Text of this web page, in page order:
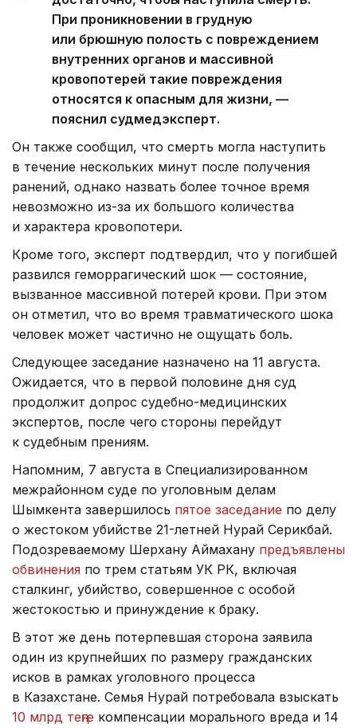
При проникновении в грудную
или брюшную полость с повреждением
внутренних органов и массивной
кровопотерей такие повреждения
относятся к опасным для жизни, —
пояснил судмедэксперт.
Он также сообщил, что смерть могла наступить
в течение нескольких минут после получения
ранений, однако назвать более точное время
невозможно из-за их большого количества
и характера кровопотери.
Кроме того, эксперт подтвердил, что у погибшей
развился геморрагический шок — состояние,
вызванное массивной потерей крови. При этом
он отметил, что во время травматического шока
человек может частично не ощущать боль.
Следующее заседание назначено на 11 августа.
Ожидается, что в первой половине дня суд
продолжит допрос судебно-медицинских
экспертов, после чего стороны перейдут
к судебным прениям.
Напомним, 7 августа в Специализированном
межрайонном суде по уголовным делам
Шымкента завершилось пятое заседание по делу
о жестоком убийстве 21-летней Нурай Серикбай.
Подозреваемому Шерхану Аймахану предъявлены
обвинения по трем статьям УК РК, включая
сталкинг, убийство, совершенное с особой
жестокостью и принуждение к браку.
В этот же день потерпевшая сторона заявила
один из крупнейших по размеру гражданских
исков в рамках уголовного процесса
в Казахстане. Семья Нурай потребовала взыскать
10 млрд теңге компенсации морального вреда и 14